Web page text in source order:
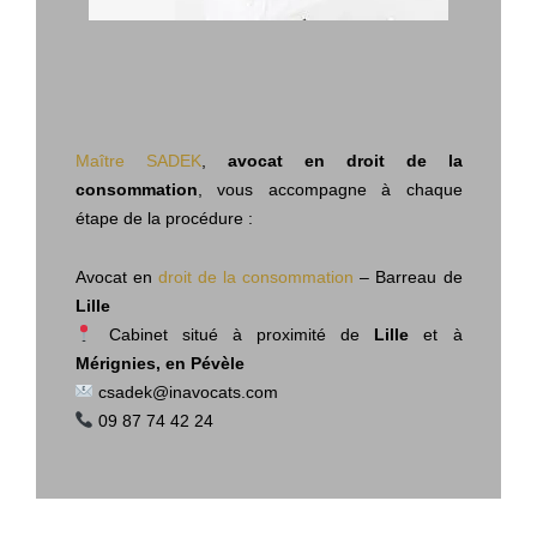
Maître SADEK, avocat en droit de la
consommation , vous accompagne à chaque
étape de la procédure :
Avocat en droit de la consommation – Barreau de
Lille
Cabinet situé à proximité de Lille et à
Mérignies, en Pévèle
csadek@inavocats.com
09 87 74 42 24